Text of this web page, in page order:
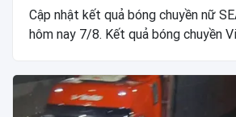
Cập nhật kết quả bóng chuyền nữ
hôm nay 7/8. Kết quả bóng chuyền